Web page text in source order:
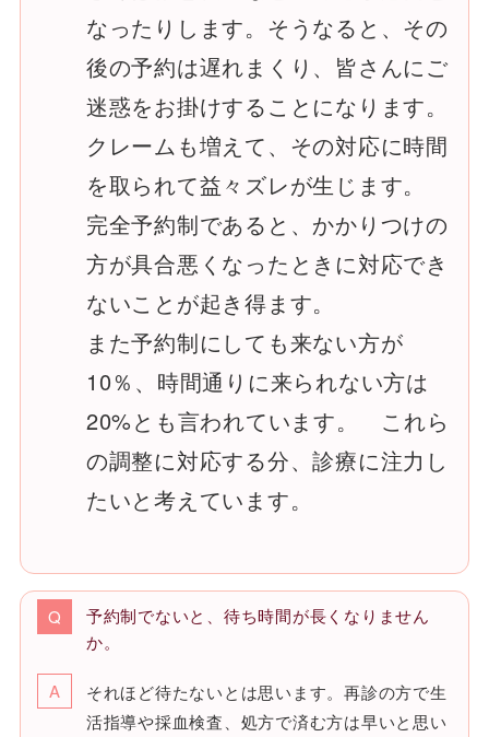
なったりします。そうなると、その
後の予約は遅れまくり、皆さんにご
迷惑をお掛けすることになります。
クレームも増えて、その対応に時間
を取られて益々ズレが生じます。
完全予約制であると、かかりつけの
方が具合悪くなったときに対応でき
ないことが起き得ます。
また予約制にしても来ない方が
10％、時間通りに来られない方は
20%とも言われています。 これら
の調整に対応する分、診療に注力し
たいと考えています。
予約制でないと、待ち時間が長くなりません
か。
それほど待たないとは思います。再診の方で生
活指導や採血検査、処方で済む方は早いと思い